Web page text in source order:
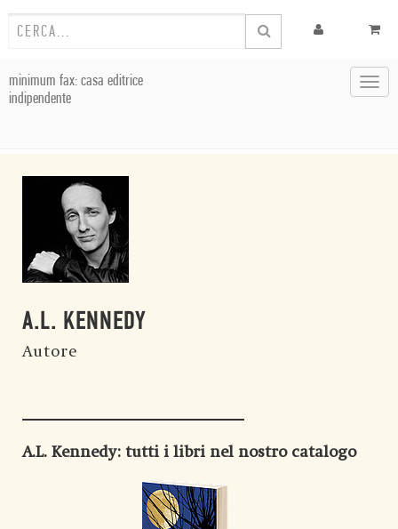
minimum fax: casa editrice
indipendente
A.L. KENNEDY
Autore
A.L. Kennedy: tutti i libri nel nostro catalogo